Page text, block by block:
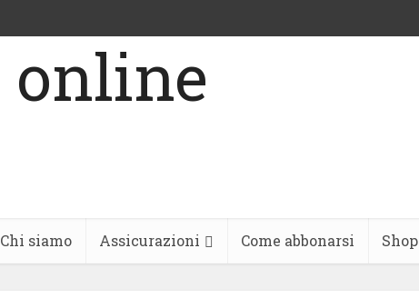
Chi siamo Assicurazioni Come abbonarsi Shop